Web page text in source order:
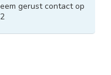
gerust contact op